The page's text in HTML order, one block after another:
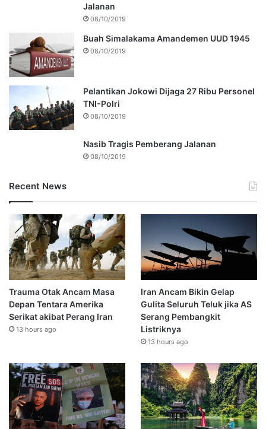
Jalanan
08/10/2019
Buah Simalakama Amandemen UUD 1945
08/10/2019
Pelantikan Jokowi Dijaga 27 Ribu Personel
TNI-Polri
08/10/2019
Nasib Tragis Pemberang Jalanan
08/10/2019
Recent News
Trauma Otak Ancam Masa
Depan Tentara Amerika
Serikat akibat Perang Iran
13 hours ago
Iran Ancam Bikin Gelap
Gulita Seluruh Teluk jika AS
Serang Pembangkit
Listriknya
13 hours ago